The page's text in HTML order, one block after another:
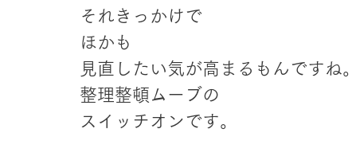
それきっかけで
ほかも
見直したい気が高まるもんですね。
整理整頓ムーブの
スイッチオンです。